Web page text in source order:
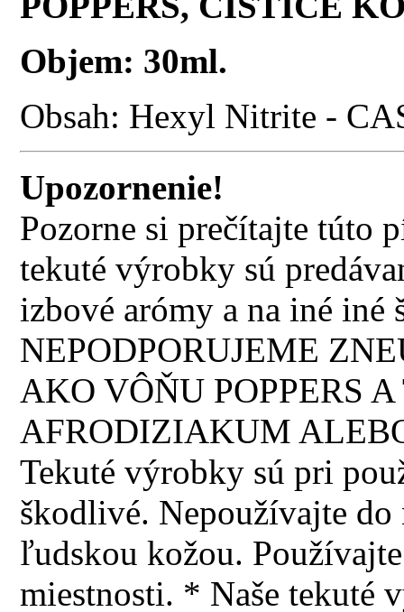
Objem: 30ml.
Obsah: Hexyl Nitrite -
Upozornenie!
Pozorne si prečítajte túto
tekuté výrobky sú
izbové arómy a na iné iné
NEPODPORUJEME
AKO VÔŇU POPPERS
AFRODIZIAKUM
Tekuté výrobky sú pri
škodlivé. Nepoužívajte
ľudskou kožou.
miestnosti. * Naše tekuté